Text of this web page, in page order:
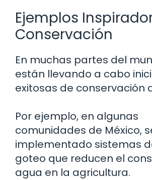
Ejemplos
Conservación
En muchas partes del
están llevando a cabo
exitosas de conservación
Por ejemplo, en algunas
comunidades de México,
implementado sistemas
goteo que reducen el
agua en la agricultura.